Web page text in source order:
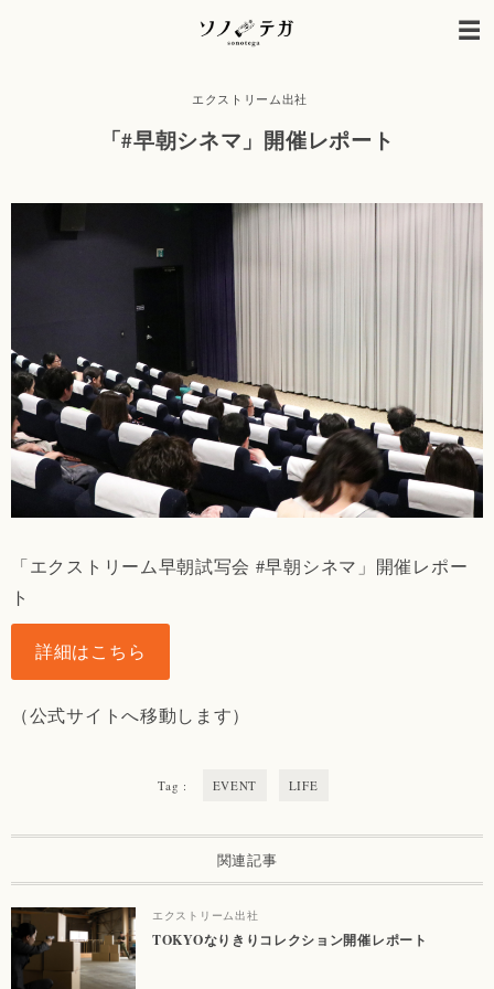
エクストリーム出社
「#早朝シネマ」開催レポート
「エクストリーム早朝試写会 #早朝シネマ」開催レポー
ト
詳細はこちら
（公式サイトへ移動します）
Tag : EVENT LIFE
関連記事
エクストリーム出社
TOKYOなりきりコレクション開催レポート